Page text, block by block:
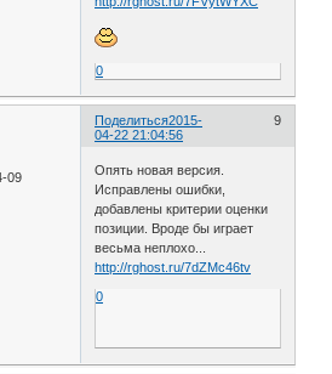
0
Поделиться 9
2015-
04-22 21:04:56
09
Опять новая версия.
Исправлены ошибки,
добавлены критерии оценки
позиции. Вроде бы играет
весьма неплохо...
http://rghost.ru/7dZMc46tv
0